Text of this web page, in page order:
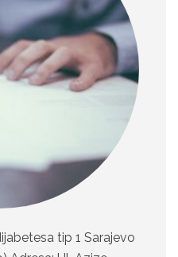
tip 1 Sarajevo